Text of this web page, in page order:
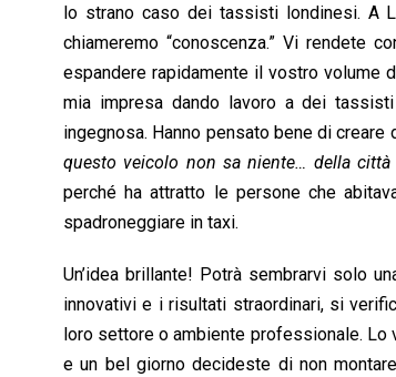
lo strano caso dei tassisti londinesi. A
chiameremo “conoscenza.” Vi rendete
espandere rapidamente il vostro volume
mia impresa dando lavoro a dei
ingegnosa. Hanno pensato bene di creare
questo veicolo non sa niente… della
perché ha attratto le persone che
spadroneggiare in taxi.
Un’idea brillante! Potrà sembrarvi solo
innovativi e i risultati straordinari, si
loro settore o ambiente professionale. Lo
e un bel giorno decideste di non